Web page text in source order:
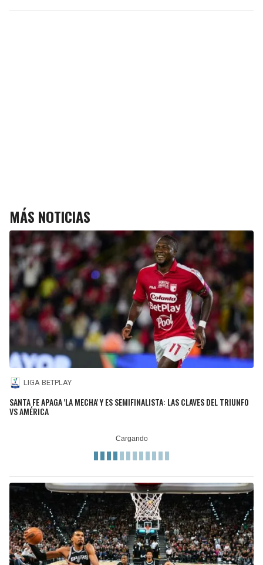
MÁS NOTICIAS
LIGA BETPLAY
SANTA FE APAGA 'LA MECHA' Y ES SEMIFINALISTA: LAS CLAVES DEL TRIUNFO
VS AMÉRICA